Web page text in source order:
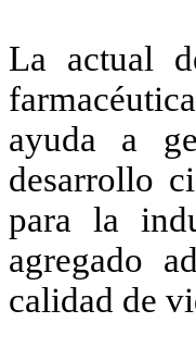
La actual
ayuda a
desarrollo
para la
agregado
calidad de